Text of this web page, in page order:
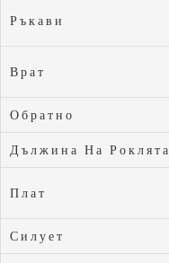
Ръкави
Врат
Обратно
Дължина На Роклята
Плат
Силует